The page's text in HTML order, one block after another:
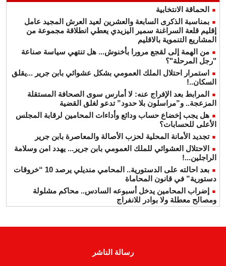
الحماقة الانتخابية
بمناسبة الذكرى السابعة والعشرين لعيد العرش المجيد عامل
إقليم قلعة السراغنة سمير اليزيدي يعطي انطلاقة مجموعة من
المشاريع التنموية بالاقليم
من الهمة إلى لقجع مرورا بأخنوش... هل تنتهي سياسة صناعة
"رجل المرحلة"؟
استمرار احتلال الملك العمومي بشكل عشوائي بابن جرير ...يقلق
السكان..!
المرابط بعد الإفراج عنه: لا أمارس سوى الصحافة المستقلة
المزعجة.. و”مراسلون بلا حدود” تدعو لغلق القضية
هل يجب إخضاع حساب ودائع وأداءات المحامين لرقابة المجلس
الأعلى للحسابات؟
تجديد الأمانة المحلية لحزب الأصالة والمعاصرة بابن جرير
الاحتلال العشوائي للملك العمومي بابن جرير... يهدد امن وسلامة
الراجلين...!
بعد احالته على الدستورية.. المحامي منديلي يرصد 10 “خروقات
دستورية” في قانون المحاماة
إضراب المحامين يدخل أسبوعه السادس.. محاكم مشلولة
ومصالح معطلة ولا بوادر للانفراج
رسالة الناشر